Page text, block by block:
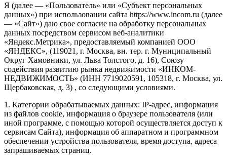
Я (далее — «Пользователь» или «Субъект персональных
данных») при использовании сайта https://www.incom.ru (далее
— «Сайт») даю свое согласие на обработку персональных
данных посредством сервисом веб-аналитики
«Яндекс.Метрика», предоставляемый компанией ООО
«ЯНДЕКС», (119021, г. Москва, вн. тер. г. Муниципальный
Округ Хамовники, ул. Льва Толстого, д. 16), Союзу
содействия развитию рынка недвижимости «ИНКОМ-
НЕДВИЖИМОСТЬ» (ИНН 7719020591, 105318, г. Москва, ул.
Щербаковская, д. 3) , со следующими условиями.
1. Категории обрабатываемых данных: IP-адрес, информация
из файлов cookie, информация о браузере пользователя (или
иной программе, с помощью которой осуществляется доступ к
сервисам Сайта), информация об аппаратном и программном
обеспечении устройства пользователя, время доступа, адреса
запрашиваемых страниц.